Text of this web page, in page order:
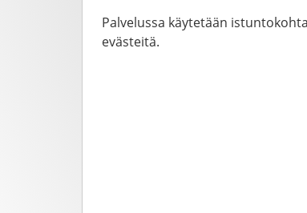
Palvelussa käytetään
evästeitä.